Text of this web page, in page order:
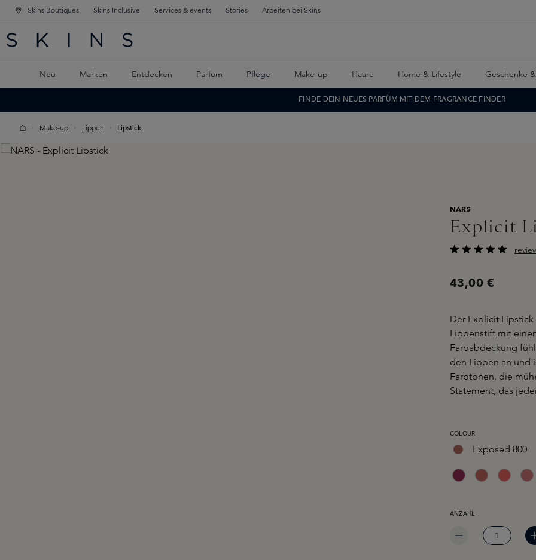
SPRINGEN
SPRINGEN
Skins Boutiques Skins Inclusive Services & events Stories Arbeiten bei Skins
Neu Marken Entdecken Parfum Pflege Make-up Haare Home & Lifestyle Geschenke
FINDE DEIN NEUES PARFÜM MIT DEM FRAGRANCE FINDER
Make-up Lippen Lipstick
Skip image gallery
NARS
Explicit
43,00 €
Der Explicit Lipstick
Lippenstift mit
Farbabdeckung
den Lippen an und
Farbtönen, die
Statement, das
COLOURAUSWÄHLEN
Exposed 800
ANZAHL